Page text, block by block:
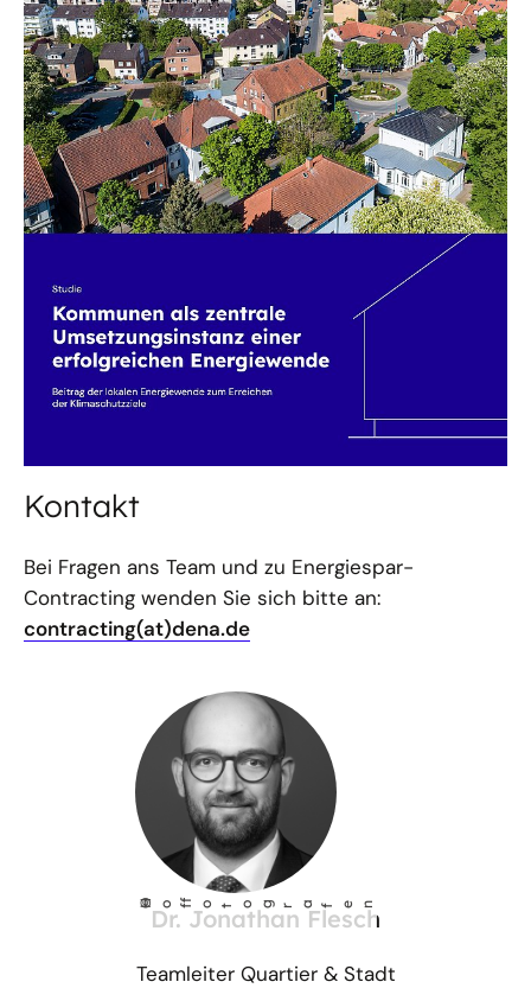
17.07.25 PUBLIKATION
Kommunen als zentrale Umsetzungsinstanz
einer erfolgreichen Energiewende
Diese Studie befasst sich mit der Schlüsselrolle
der Kommunen in der Umsetzung einer
Weiteredena-Leitfädenunddena-Studien
Kontakt
Bei Fragen ans Team und zu Energiespar-
Contracting wenden Sie sich bitte an:
contracting(at)dena.de
©
Ho f
fotog r
a fen
Dr. Jonathan Flesch
Teamleiter Quartier & Stadt